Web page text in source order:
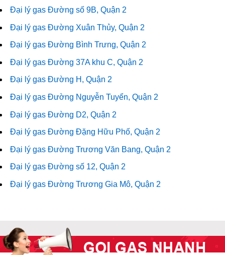
Đại lý gas Đường số 9B, Quận 2
Đại lý gas Đường Xuân Thủy, Quận 2
Đại lý gas Đường Bình Trưng, Quận 2
Đại lý gas Đường 37A khu C, Quận 2
Đại lý gas Đường H, Quận 2
Đại lý gas Đường Nguyễn Tuyển, Quận 2
Đại lý gas Đường D2, Quận 2
Đại lý gas Đường Đặng Hữu Phố, Quận 2
Đại lý gas Đường Trương Văn Bang, Quận 2
Đại lý gas Đường số 12, Quận 2
Đại lý gas Đường Trương Gia Mô, Quận 2